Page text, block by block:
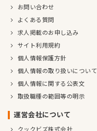
お問い合わせ
よくある質問
求人掲載のお申し込み
サイト利用規約
個人情報保護方針
個人情報の取り扱いについて
個人情報に関する公表文
取扱職種の範囲等の明示
運営会社について
クックビズ株式会社